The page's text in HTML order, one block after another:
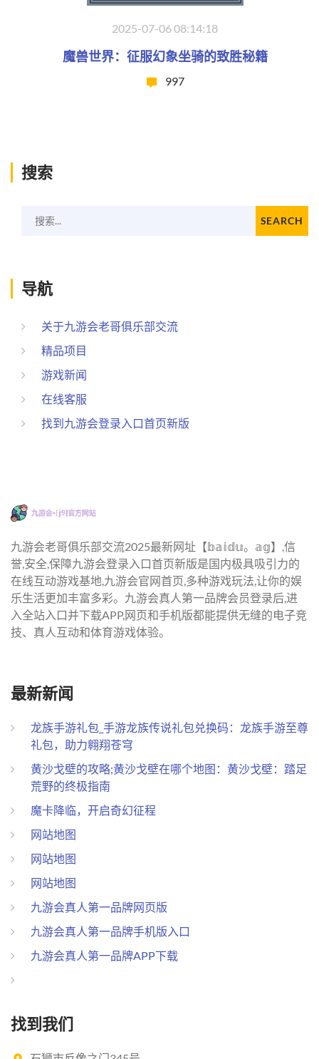
2025-07-06 08:14:18
魔兽世界：征服幻象坐骑的致胜秘籍
997
搜索
搜索... SEARCH
导航
关于九游会老哥俱乐部交流
精品项目
游戏新闻
在线客服
找到九游会登录入口首页新版
九游会老哥俱乐部交流2025最新网址【𝕓𝕒𝕚𝕕𝕦。𝕒𝕘】,信
誉,安全,保障九游会登录入口首页新版是国内极具吸引力的
在线互动游戏基地,九游会官网首页,多种游戏玩法,让你的娱
乐生活更加丰富多彩。九游会真人第一品牌会员登录后,进
入全站入口并下载APP,网页和手机版都能提供无缝的电子竞
技、真人互动和体育游戏体验。
最新新闻
龙族手游礼包_手游龙族传说礼包兑换码：龙族手游至尊
礼包，助力翱翔苍穹
黄沙戈壁的攻略;黄沙戈壁在哪个地图：黄沙戈壁：踏足
荒野的终极指南
魔卡降临，开启奇幻征程
网站地图
网站地图
网站地图
九游会真人第一品牌网页版
九游会真人第一品牌手机版入口
九游会真人第一品牌APP下载
找到我们